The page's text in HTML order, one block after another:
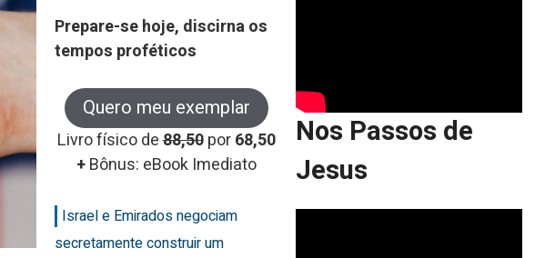
Prepare-se hoje, discirna os
tempos proféticos
Quero meu exemplar
Livro físico de88,50 por68,50
+Bônus: eBook Imediato
Israel e Emirados negociam
secretamente construir um
Nos Passos de
Jesus